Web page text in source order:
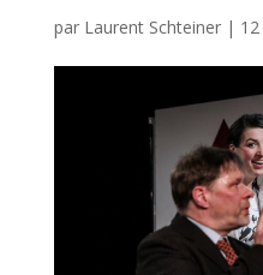
par Laurent Schteiner|